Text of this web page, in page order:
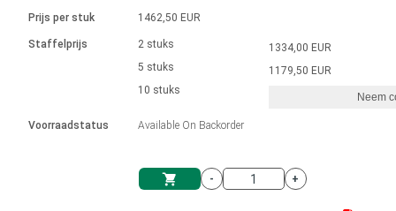
Eenheidssysteem
Solenoïden
driver
Ø 28-42| 1-1400 rpm | <= 290Ncm
Borstelloze DC-motordrivers
Borstel DC-motordrivers DPWM-
Stappenmotor drivers
Synchroon-asynchroon | voor 1-4 aandrijvingen
Besturingskasten
Synchroon-asynchroon | voor 1-4 aandrijvingen
Français (EUR)
Prijs per stuk
Staffelprijs
Voorraadstatus
1462,50 EUR
2 stuks
5 stuks
10 stuks
Available On Backorder
1334,00 EUR
1179,50 EUR
Neem
- +